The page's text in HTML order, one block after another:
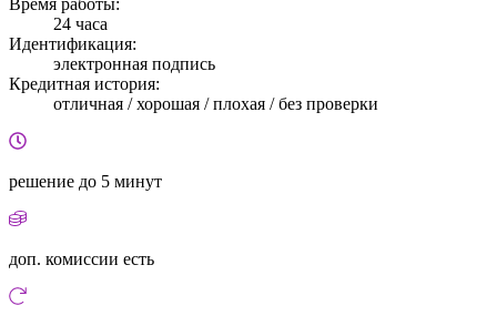
24 часа
Идентификация:
электронная подпись
Кредитная история:
отличная / хорошая / плохая / без проверки
решение до 5 минут
доп. комиссии есть